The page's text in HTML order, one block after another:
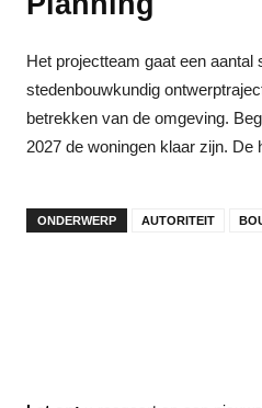
Het projectteam gaat een
stedenbouwkundig
betrekken van de omgeving.
2027 de woningen klaar zijn.
ONDERWERP AUTORITEIT